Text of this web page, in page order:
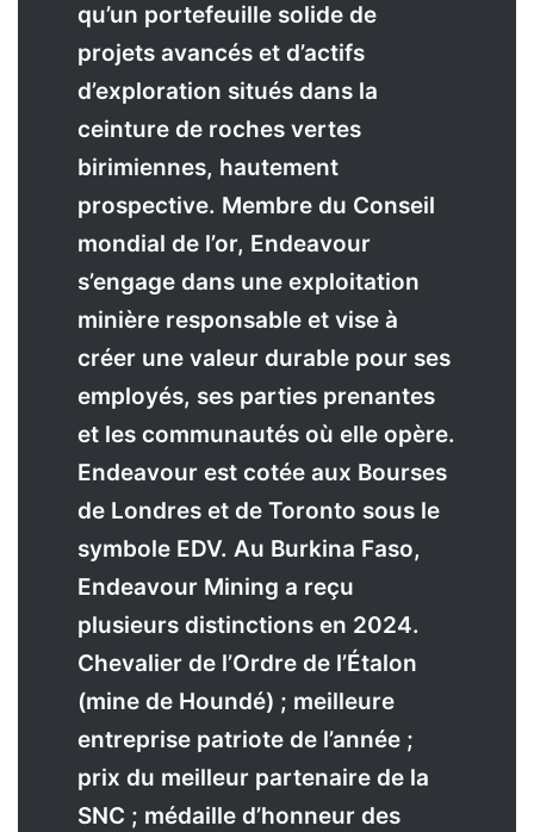
qu’un portefeuille solide de
projets avancés et d’actifs
d’exploration situés dans la
ceinture de roches vertes
birimiennes, hautement
prospective. Membre du Conseil
mondial de l’or, Endeavour
s’engage dans une exploitation
minière responsable et vise à
créer une valeur durable pour ses
employés, ses parties prenantes
et les communautés où elle opère.
Endeavour est cotée aux Bourses
de Londres et de Toronto sous le
symbole EDV. Au Burkina Faso,
Endeavour Mining a reçu
plusieurs distinctions en 2024.
Chevalier de l’Ordre de l’Étalon
(mine de Houndé) ; meilleure
entreprise patriote de l’année ;
prix du meilleur partenaire de la
SNC ; médaille d’honneur des